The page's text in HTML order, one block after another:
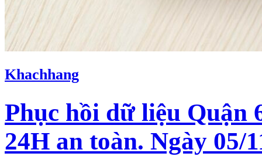
Khachhang
Phục hồi dữ liệu Quận
24H an toàn. Ngày 05/